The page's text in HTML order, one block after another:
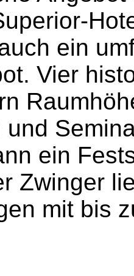
ein
Vier
und
ein
Zwinger
mit bis